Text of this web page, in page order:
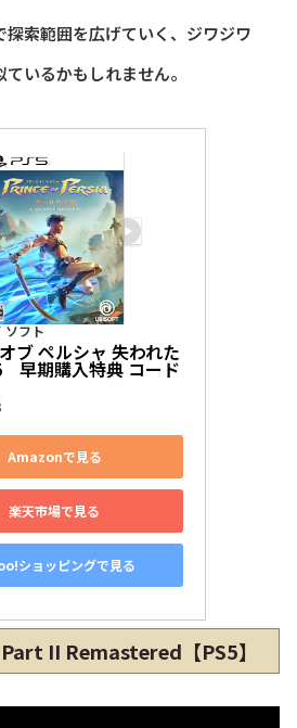
索範囲を広げていく、ジワジワ
いるかもしれません。
ソフト
ブ ペルシャ 失われた
早期購入特典 コード
Amazonで見る
楽天市場で見る
ショッピングで見る
II Remastered【PS5】